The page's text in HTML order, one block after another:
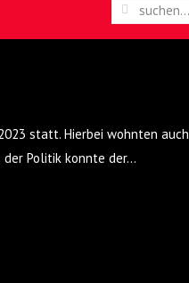
statt. Hierbei wohnten auch
der Politik konnte der…